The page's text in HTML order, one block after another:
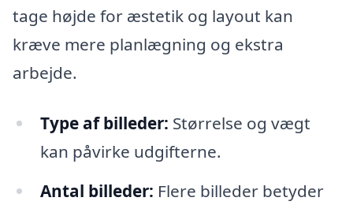
tage højde for æstetik og layout kan
kræve mere planlægning og ekstra
arbejde.
Type af billeder: Størrelse og vægt
kan påvirke udgifterne.
Antal billeder: Flere billeder betyder